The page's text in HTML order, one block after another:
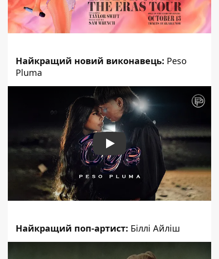
Найкращий новий виконавець: Peso
Pluma
Play
Найкращий поп-артист: Біллі Айліш